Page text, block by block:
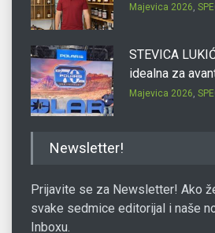
Majevica 2026,
STEVICA
idealna za
Majevica 2026,
Newsletter!
Prijavite se za Newsletter! Ako
svake sedmice editorijal i naše
Inboxu.